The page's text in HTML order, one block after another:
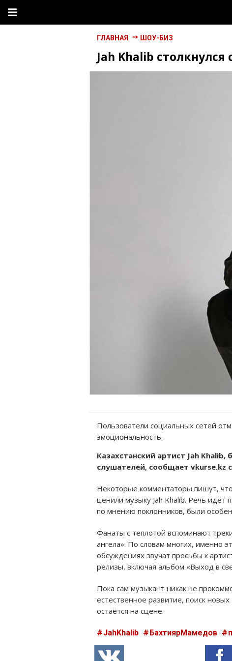
ГЛАВНАЯ ШОУ-БИЗ
Jah Khalib
Пользователи социальных сетей
эмоциональность.
Казахстанский артист Jah
слушателей, сообщает vkurse.kz
Некоторые комментаторы пишут,
ценили музыку Jah Khalib. Речь идёт
по мнению поклонников, были
Фанаты с теплотой вспоминают
ангела». По словам многих, именно
обсуждениях звучат просьбы к
релизы, включая альбом «Выход в
Пока сам музыкант никак не
естественное развитие, поиск
остаётся на сцене.
JahKhalib БахтиярМамедов